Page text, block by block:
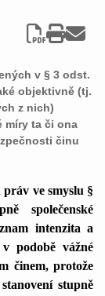
v § 3 odst.
objektivně (tj.
z nich)
míry ta či ona
činu
ve smyslu §
společenské
intenzita a
podobě vážné
činem, protože
stupně